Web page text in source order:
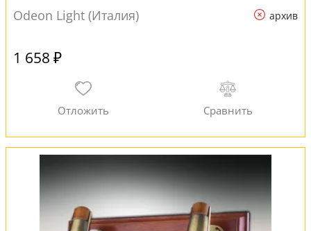
Odeon Light (Италия)
архив
1 658 ₽